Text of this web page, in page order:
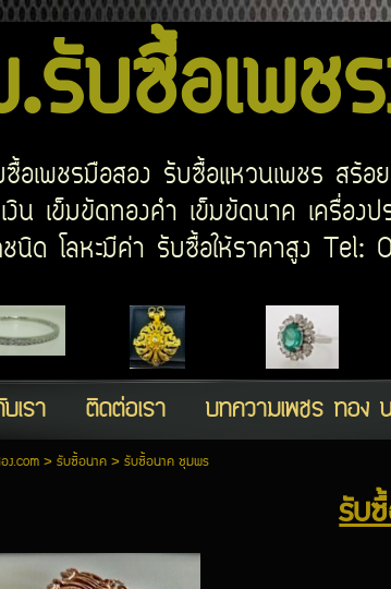
บซื้อเพช
อเพชรมือสอง รับซื้อแหวนเพชร สร้อ
น เข็มขัดทองคำ เข็มขัดนาค เครื่อ
นิด โลหะมีค่า รับซื้อให้ราคาสูง
เรา ติดต่อเรา บทความเพชร ทอง
ง.com> รับซื้อนาค> รับซื้อนาค ชุมพร
รับ